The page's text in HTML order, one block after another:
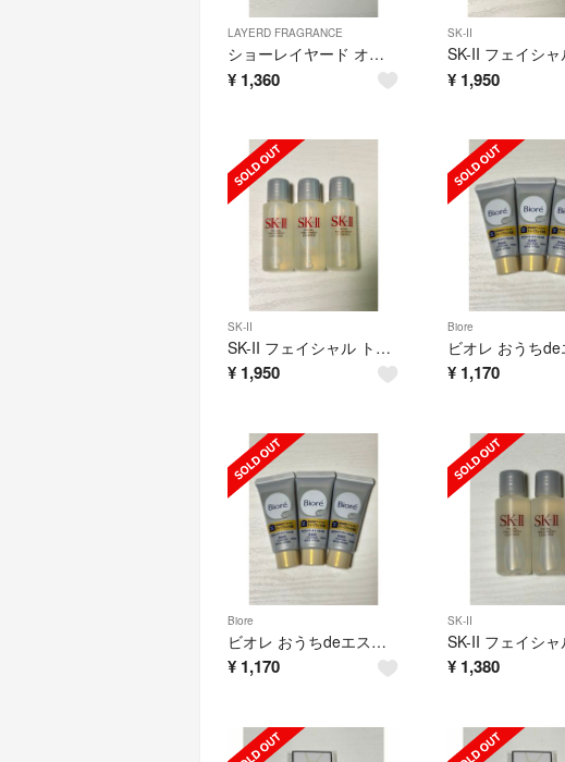
LAYERD FRAGRANCE
ショーレイヤード オードトワレ ハコネロテン 5ml 2本
¥ 1,360
SK-II
¥ 1,950
SK-II
SK-II フェイシャル トリートメント エッセンス 3本
¥ 1,950
Biore
¥ 1,170
Biore
ビオレ おうちdeエステ ディープクレイ洗顔 3本
¥ 1,170
SK-II
¥ 1,380